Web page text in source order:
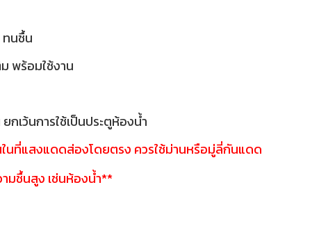
ทนชื้น
พร้อมใช้งาน
กเว้นการใช้เป็นประตูห้องน้ำ
นที่แสงแดดส่องโดยตรง ควรใช้ม่านหรือมู่ลี่กันแดด
มชื้นสูง เช่นห้องน้ำ**